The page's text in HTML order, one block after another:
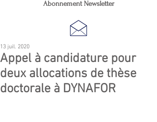
Abonnement Newsletter
Appel à candidature pour
deux allocations de thèse
doctorale à DYNAFOR
13 juil. 2020